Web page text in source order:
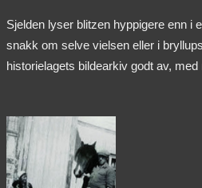
Sjelden lyser blitzen hyppigere enn i
snakk om selve vielsen eller i
historielagets bildearkiv godt av, med